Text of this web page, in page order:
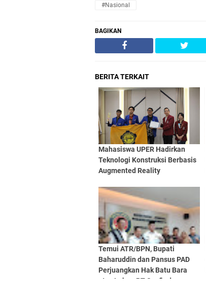
#Nasional
BAGIKAN
BERITA TERKAIT
Mahasiswa UPER Hadirkan
Teknologi Konstruksi Berbasis
Augmented Reality
Temui ATR/BPN, Bupati
Baharuddin dan Pansus PAD
Perjuangkan Hak Batu Bara
atas Lahan PT Socfindo